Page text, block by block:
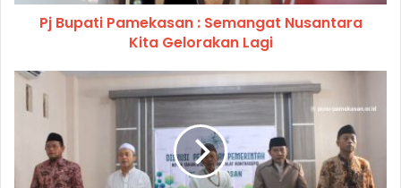
Pj Bupati Pamekasan : Semangat Nusantara
Kita Gelorakan Lagi